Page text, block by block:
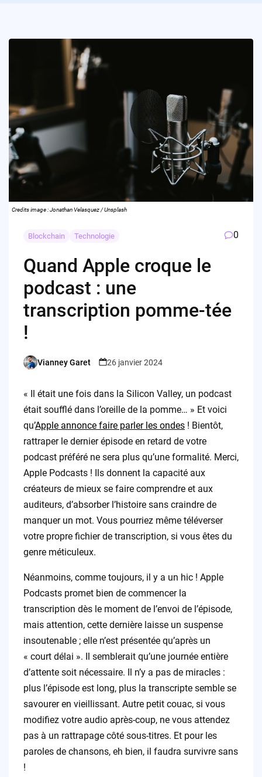
Credits image : Jonathan Velasquez / Unsplash
Blockchain Technologie 0
Quand Apple croque le
podcast : une
transcription pomme-tée
!
Posted
Vianney Garet 26 janvier 2024
« Il était une fois dans la Silicon Valley, un podcast
était soufflé dans l’oreille de la pomme… » Et voici
qu’Apple annonce faire parler les ondes! Bientôt,
rattraper le dernier épisode en retard de votre
podcast préféré ne sera plus qu’une formalité. Merci,
Apple Podcasts ! Ils donnent la capacité aux
créateurs de mieux se faire comprendre et aux
auditeurs, d’absorber l’histoire sans craindre de
manquer un mot. Vous pourriez même téléverser
votre propre fichier de transcription, si vous êtes du
genre méticuleux.
Néanmoins, comme toujours, il y a un hic ! Apple
Podcasts promet bien de commencer la
transcription dès le moment de l’envoi de l’épisode,
mais attention, cette dernière laisse un suspense
insoutenable ; elle n’est présentée qu’après un
« court délai ». Il semblerait qu’une journée entière
d’attente soit nécessaire. Il n’y a pas de miracles :
plus l’épisode est long, plus la transcripte semble se
savourer en vieillissant. Autre petit couac, si vous
modifiez votre audio après-coup, ne vous attendez
pas à un rattrapage côté sous-titres. Et pour les
paroles de chansons, eh bien, il faudra survivre sans
!